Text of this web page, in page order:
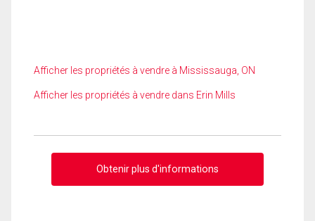
Afficher les propriétés à vendre à Mississauga, ON
Afficher les propriétés à vendre dans Erin Mills
Obtenir plus d'informations